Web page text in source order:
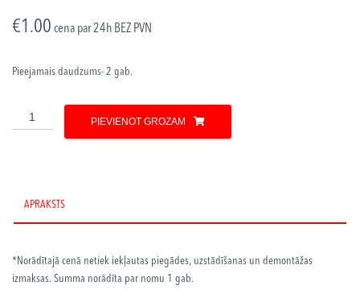
€1.00 cena par 24h BEZ PVN
Pieejamais daudzums- 2 gab.
10m
PIEVIENOT GROZAM
APRAKSTS
*Norādītajā cenā netiek iekļautas piegādes, uzstādīšanas un demontāžas
izmaksas. Summa norādīta par nomu 1 gab.